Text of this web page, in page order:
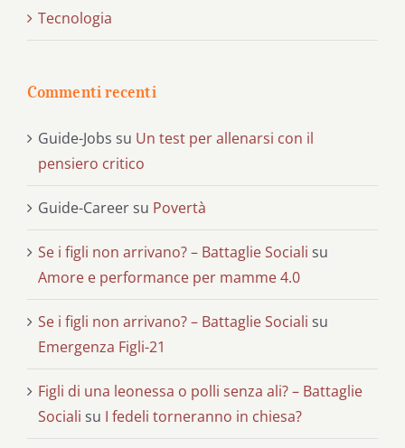
Tecnologia
Commenti recenti
Guide-Jobs su Un test per allenarsi con il
pensiero critico
Guide-Career su Povertà
Se i figli non arrivano? – Battaglie Sociali su
Amore e performance per mamme 4.0
Se i figli non arrivano? – Battaglie Sociali su
Emergenza Figli-21
Figli di una leonessa o polli senza ali? – Battaglie
Sociali su I fedeli torneranno in chiesa?